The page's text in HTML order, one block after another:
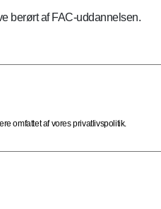
berørt af FAC-uddannelsen.
omfattet af vores privatlivspolitik.